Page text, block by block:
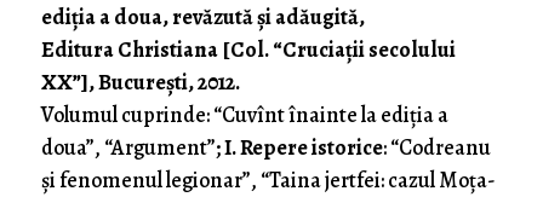
ediţia a doua, revăzută şi adăugită,
Editura Christiana [Col. “Cruciaţii secolului
XX”], Bucureşti, 2012.
Volumul cuprinde: “Cuvînt înainte la ediţia a
doua”, “Argument”;I. Repere istorice: “Codreanu
şi fenomenul legionar”, “Taina jertfei: cazul Moţa-